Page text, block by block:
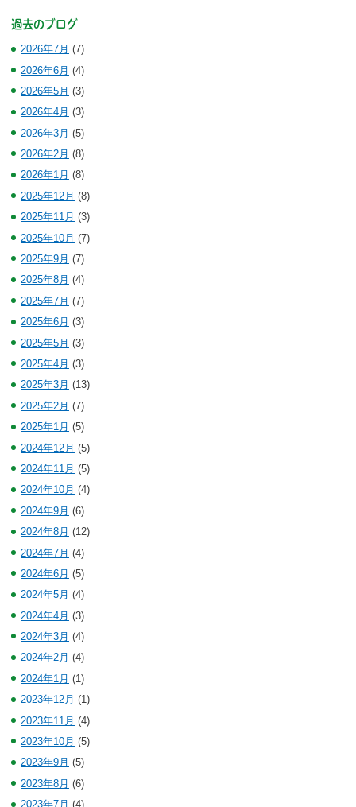
過去のブログ
2026年7月 (7)
2026年6月 (4)
2026年5月 (3)
2026年4月 (3)
2026年3月 (5)
2026年2月 (8)
2026年1月 (8)
2025年12月 (8)
2025年11月 (3)
2025年10月 (7)
2025年9月 (7)
2025年8月 (4)
2025年7月 (7)
2025年6月 (3)
2025年5月 (3)
2025年4月 (3)
2025年3月 (13)
2025年2月 (7)
2025年1月 (5)
2024年12月 (5)
2024年11月 (5)
2024年10月 (4)
2024年9月 (6)
2024年8月 (12)
2024年7月 (4)
2024年6月 (5)
2024年5月 (4)
2024年4月 (3)
2024年3月 (4)
2024年2月 (4)
2024年1月 (1)
2023年12月 (1)
2023年11月 (4)
2023年10月 (5)
2023年9月 (5)
2023年8月 (6)
2023年7月 (4)